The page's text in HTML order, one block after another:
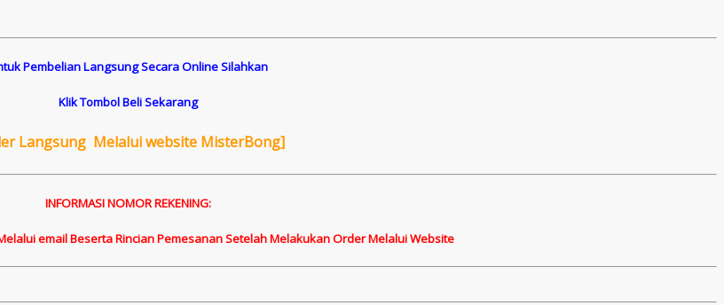
Pembelian Langsung Secara Online Silahkan
Klik Tombol Beli Sekarang
Langsung Melalui website MisterBong]
INFORMASI NOMOR REKENING:
email Beserta Rincian Pemesanan Setelah Melakukan Order Melalui Website